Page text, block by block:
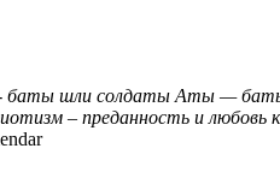
шли солдаты Аты — баты
– преданность и